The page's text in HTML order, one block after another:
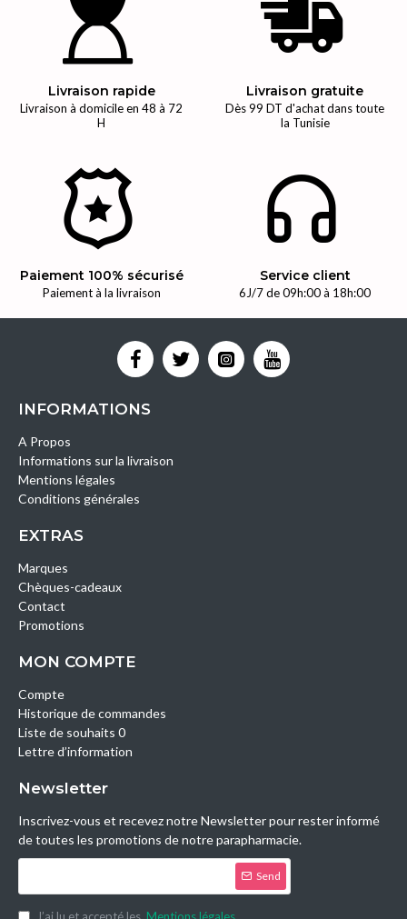
Livraison rapide
Livraison à domicile en 48 à 72
H
Livraison gratuite
Dès 99 DT d'achat dans toute
la Tunisie
Paiement 100% sécurisé
Paiement à la livraison
Service client
6J/7 de 09h:00 à 18h:00
INFORMATIONS
A Propos
Informations sur la livraison
Mentions légales
Conditions générales
EXTRAS
Marques
Chèques-cadeaux
Contact
Promotions
MON COMPTE
Compte
Historique de commandes
Liste de souhaits 0
Lettre d’information
Newsletter
Inscrivez-vous et recevez notre Newsletter pour rester informé
de toutes les promotions de notre parapharmacie.
Send